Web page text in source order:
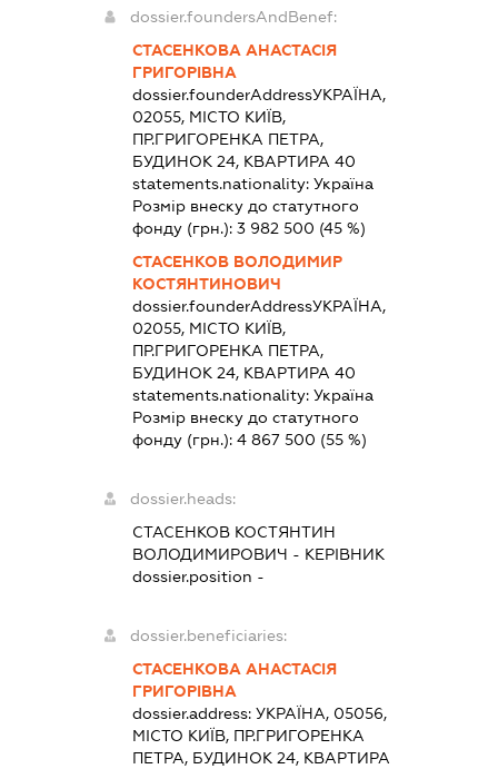
dossier.foundersAndBenef:
СТАСЕНКОВА АНАСТАСІЯ
ГРИГОРІВНА
dossier.founderAddressУКРАЇНА,
02055, МІСТО КИЇВ,
ПР.ГРИГОРЕНКА ПЕТРА,
БУДИНОК 24, КВАРТИРА 40
statements.nationality: Україна
Розмір внеску до статутного
фонду (грн.): 3 982 500 (45 %)
СТАСЕНКОВ ВОЛОДИМИР
КОСТЯНТИНОВИЧ
dossier.founderAddressУКРАЇНА,
02055, МІСТО КИЇВ,
ПР.ГРИГОРЕНКА ПЕТРА,
БУДИНОК 24, КВАРТИРА 40
statements.nationality: Україна
Розмір внеску до статутного
фонду (грн.): 4 867 500 (55 %)
dossier.heads:
СТАСЕНКОВ КОСТЯНТИН
ВОЛОДИМИРОВИЧ - КЕРІВНИК
dossier.position -
dossier.beneficiaries:
СТАСЕНКОВА АНАСТАСІЯ
ГРИГОРІВНА
dossier.address: УКРАЇНА, 05056,
МІСТО КИЇВ, ПР.ГРИГОРЕНКА
ПЕТРА, БУДИНОК 24, КВАРТИРА